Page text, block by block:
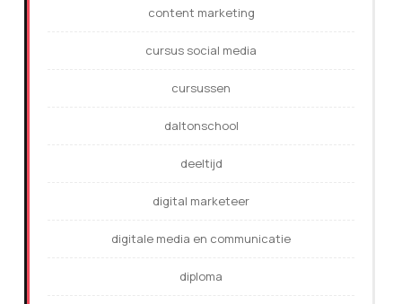
content marketing
cursus social media
cursussen
daltonschool
deeltijd
digital marketeer
digitale media en communicatie
diploma